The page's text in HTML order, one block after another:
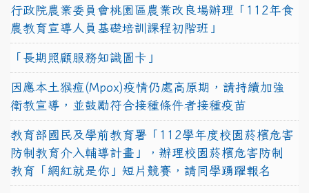
行政院農業委員會桃園區農業改良場辦理「112年食
農教育宣導人員基礎培訓課程初階班」
「長期照顧服務知識圖卡」
因應本土猴痘(Mpox)疫情仍處高原期，請持續加強
衛教宣導，並鼓勵符合接種條件者接種疫苗
教育部國民及學前教育署「112學年度校園菸檳危害
防制教育介入輔導計畫」，辦理校園菸檳危害防制
教育「網紅就是你」短片競賽，請同學踴躍報名